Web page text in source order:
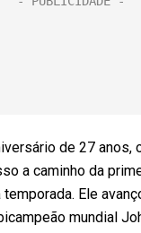
de 27 anos,
a caminho da
temporada. Ele
mundial